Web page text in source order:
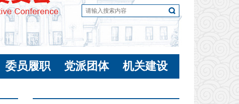
委员履职 党派团体 机关建设